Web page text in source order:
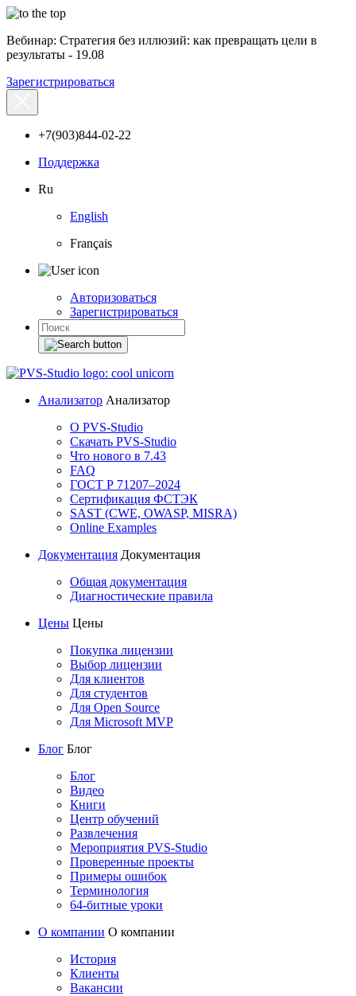
Вебинар: Стратегия без иллюзий: как превращать цели в
результаты - 19.08
Зарегистрироваться
+7(903)844-02-22
Поддержка
Ru
English
Français
Авторизоваться
Зарегистрироваться
Анализатор Анализатор
О PVS-Studio
Скачать PVS-Studio
Что нового в 7.43
FAQ
ГОСТ Р 71207–2024
Сертификация ФСТЭК
SAST (CWE, OWASP, MISRA)
Online Examples
Документация Документация
Общая документация
Диагностические правила
Цены Цены
Покупка лицензии
Выбор лицензии
Для клиентов
Для студентов
Для Open Source
Для Microsoft MVP
Блог Блог
Блог
Видео
Книги
Центр обучений
Развлечения
Мероприятия PVS-Studio
Проверенные проекты
Примеры ошибок
Терминология
64-битные уроки
О компании О компании
История
Клиенты
Вакансии